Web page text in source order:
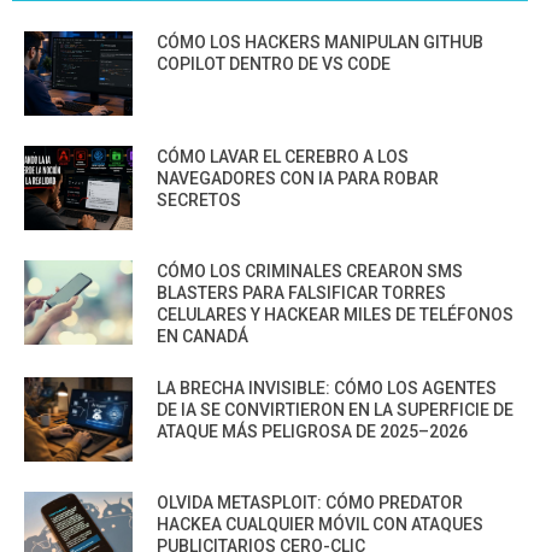
CÓMO LOS HACKERS MANIPULAN GITHUB
COPILOT DENTRO DE VS CODE
CÓMO LAVAR EL CEREBRO A LOS
NAVEGADORES CON IA PARA ROBAR
SECRETOS
CÓMO LOS CRIMINALES CREARON SMS
BLASTERS PARA FALSIFICAR TORRES
CELULARES Y HACKEAR MILES DE TELÉFONOS
EN CANADÁ
LA BRECHA INVISIBLE: CÓMO LOS AGENTES
DE IA SE CONVIRTIERON EN LA SUPERFICIE DE
ATAQUE MÁS PELIGROSA DE 2025–2026
OLVIDA METASPLOIT: CÓMO PREDATOR
HACKEA CUALQUIER MÓVIL CON ATAQUES
PUBLICITARIOS CERO-CLIC